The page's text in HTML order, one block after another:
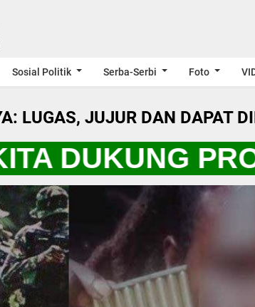
Sosial Politik Serba-Serbi Foto
LUGAS, JUJUR DAN DAPAT